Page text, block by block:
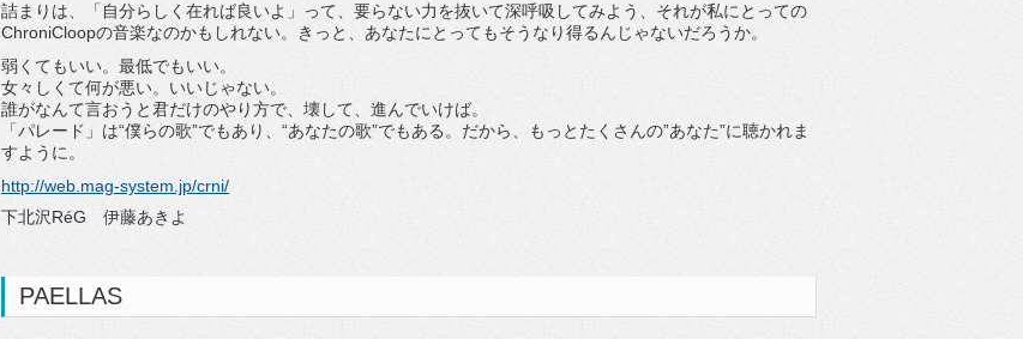
詰まりは、「自分らしく在れば良いよ」って、要らない力を抜いて深呼吸してみよう、それが私にとっての
ChroniCloopの音楽なのかもしれない。きっと、あなたにとってもそうなり得るんじゃないだろうか。
弱くてもいい。最低でもいい。
女々しくて何が悪い。いいじゃない。
誰がなんて言おうと君だけのやり方で、壊して、進んでいけば。
「パレード」は“僕らの歌”でもあり、“あなたの歌”でもある。だから、もっとたくさんの”あなた”に聴かれま
すように。
http://web.mag-system.jp/crni/
下北沢RéG 伊藤あきよ
PAELLAS